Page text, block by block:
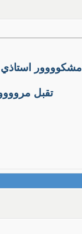
مشكوووور استاذي
تقبل